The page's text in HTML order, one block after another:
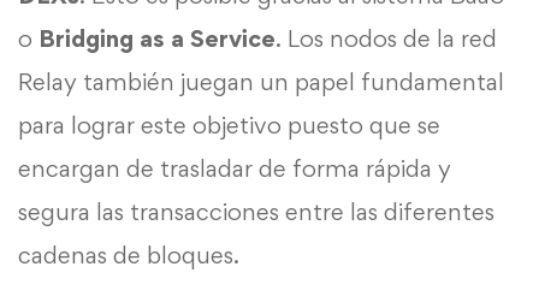
o Bridging as a Service. Los nodos de la red
Relay también juegan un papel fundamental
para lograr este objetivo puesto que se
encargan de trasladar de forma rápida y
segura las transacciones entre las diferentes
cadenas de bloques.